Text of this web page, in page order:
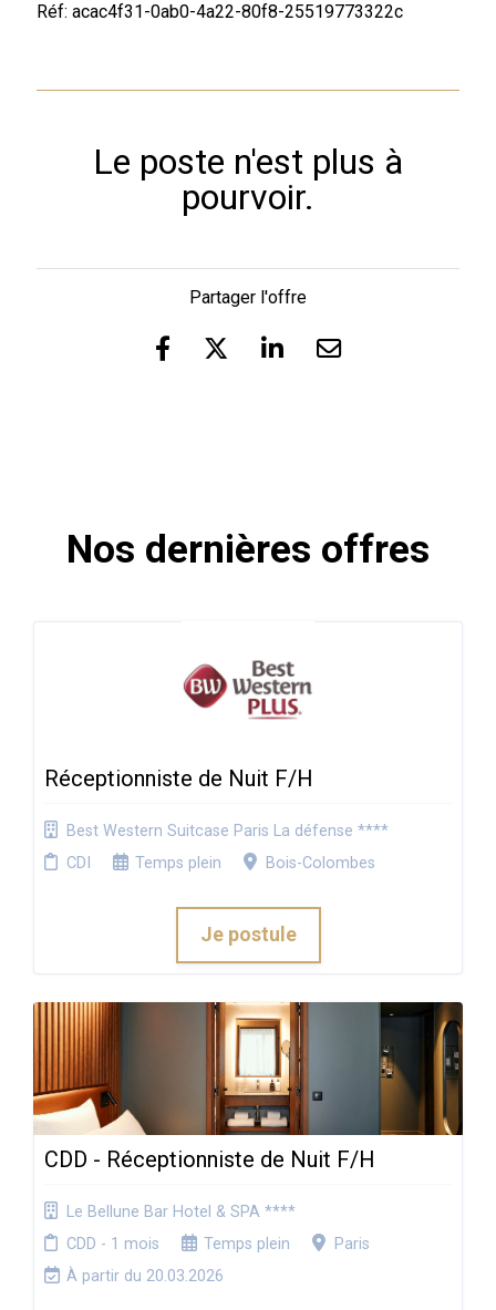
Réf: acac4f31-0ab0-4a22-80f8-25519773322c
Le poste n'est plus à
pourvoir.
Partager l'offre
Nos dernières offres
Réceptionniste de Nuit F/H
Best Western Suitcase Paris La défense ****
CDI
Temps plein Bois-Colombes
Je postule
CDD - Réceptionniste de Nuit F/H
Le Bellune Bar Hotel & SPA ****
CDD - 1 mois
Temps plein
Paris
À partir du 20.03.2026